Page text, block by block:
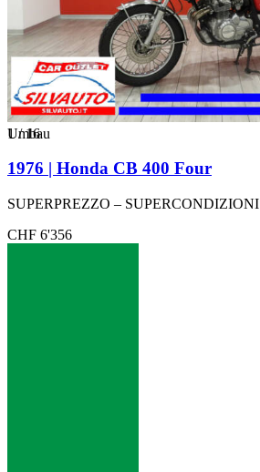
1/16
Umbau
1976 | Honda CB 400 Four
SUPERPREZZO – SUPERCONDIZIONI
CHF 6'356